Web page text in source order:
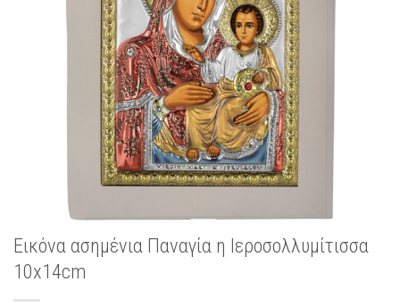
Εικόνα ασημένια Παναγία η Ιεροσολλυμίτισσα
10x14cm